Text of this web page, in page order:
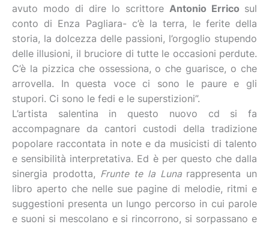
avuto modo di dire lo scrittore Antonio Errico sul
conto di Enza Pagliara- c’è la terra, le ferite della
storia, la dolcezza delle passioni, l’orgoglio stupendo
delle illusioni, il bruciore di tutte le occasioni perdute.
C’è la pizzica che ossessiona, o che guarisce, o che
arrovella. In questa voce ci sono le paure e gli
stupori. Ci sono le fedi e le superstizioni”.
L’artista salentina in questo nuovo cd si fa
accompagnare da cantori custodi della tradizione
popolare raccontata in note e da musicisti di talento
e sensibilità interpretativa. Ed è per questo che dalla
sinergia prodotta, Frunte te la Luna rappresenta un
libro aperto che nelle sue pagine di melodie, ritmi e
suggestioni presenta un lungo percorso in cui parole
e suoni si mescolano e si rincorrono, si sorpassano e